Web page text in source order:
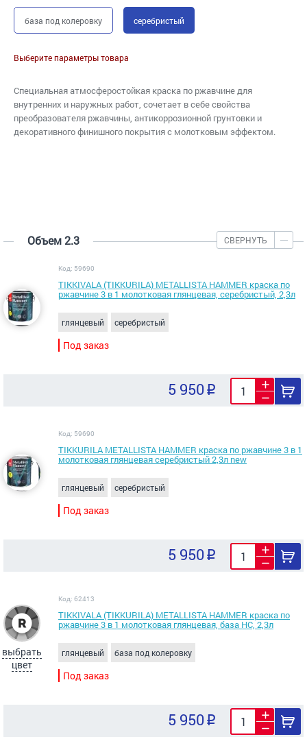
база под колеровку серебристый
Выберите параметры товара
Специальная атмосферостойкая краска по ржавчине для
внутренних и наружных работ, сочетает в себе свойства
преобразователя ржавчины, антикоррозионной грунтовки и
декоративного финишного покрытия с молотковым эффектом.
Объем 2.3 СВЕРНУТЬ
Код: 59690
TIKKIVALA (TIKKURILA) METALLISTA HAMMER краска по
ржавчине 3 в 1 молотковая глянцевая, серебристый, 2,3л
глянцевый серебристый
Под заказ
5 950
Код: 59690
TIKKURILA METALLISTA HAMMER краска по ржавчине 3 в 1
молотковая глянцевая серебристый 2,3л new
глянцевый серебристый
Под заказ
5 950
выбрать
цвет
Код: 62413
TIKKIVALA (TIKKURILA) METALLISTA HAMMER краска по
ржавчине 3 в 1 молотковая глянцевая, база HC, 2,3л
глянцевый база под колеровку
Под заказ
5 950